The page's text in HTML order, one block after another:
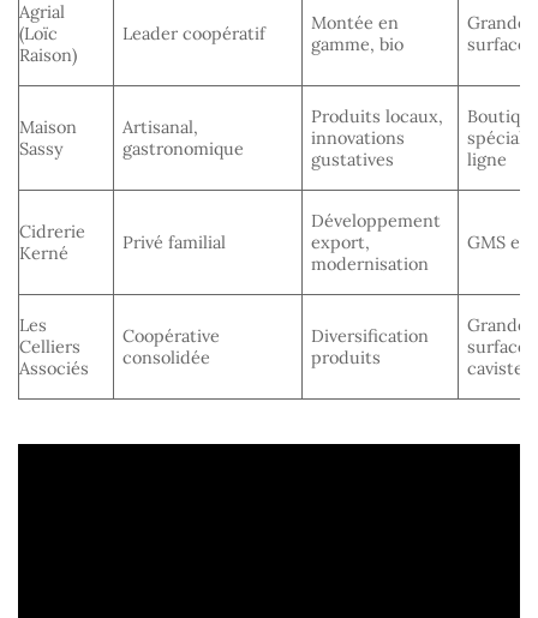
Agrial
(Loïc
Raison)
Leader coopératif
Montée en
gamme, bio
Grandes
surfaces
Maison
Sassy
Artisanal,
gastronomique
Produits locaux,
innovations
gustatives
ligne
Cidrerie
Kerné
Privé familial
Développement
export,
modernisation
GMS et
Les
Celliers
Associés
Coopérative
consolidée
Diversification
produits
Grandes
cavistes